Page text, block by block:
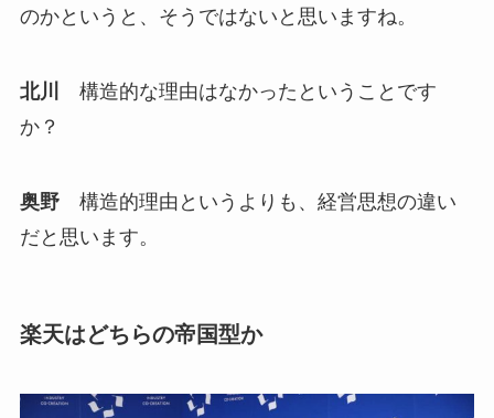
のかというと、そうではないと思いますね。
北川
構造的な理由はなかったということです
か？
奥野構造的理由というよりも、経営思想の違い
だと思います。
楽天はどちらの帝国型か